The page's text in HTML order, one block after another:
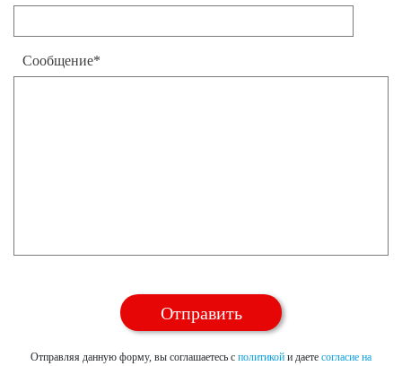
Сообщение*
Отправляя данную форму, вы соглашаетесь с политикой и даете согласие на